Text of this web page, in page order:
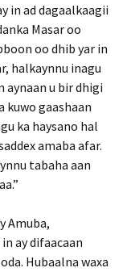
in ad dagaalkaagii
Masar oo
oo dhib yar in
halkaynnu inagu
aynaan u bir dhigi
kuwo gaashaan
ka haysano hal
amaba afar.
tabaha aan
Amuba,
ay difaacaan
Hubaalna waxa